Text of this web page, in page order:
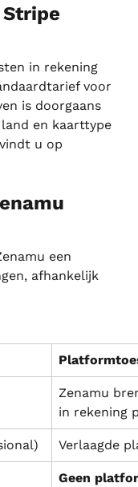
in rekening
voor
is doorgaans
en kaarttype
u op
een
afhankelijk
Zenamu
in rekening
Verlaagde
Geen